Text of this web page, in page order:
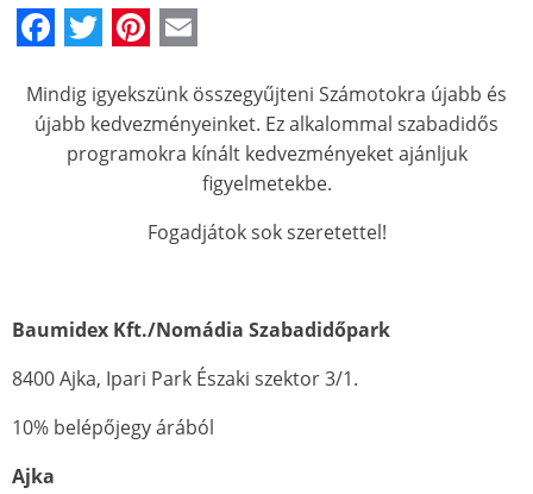
Facebook
TwitterPinterest
Mindig igyekszünk összegyűjteni Számotokra újabb és
újabb kedvezményeinket. Ez alkalommal szabadidős
programokra kínált kedvezményeket ajánljuk
figyelmetekbe.
Fogadjátok sok szeretettel!
Baumidex Kft./Nomádia Szabadidőpark
8400 Ajka, Ipari Park Északi szektor 3/1.
10% belépőjegy árából
Ajka